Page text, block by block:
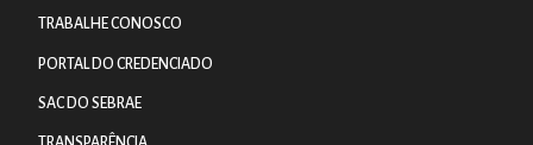
TRABALHE CONOSCO
PORTAL DO CREDENCIADO
SAC DO SEBRAE